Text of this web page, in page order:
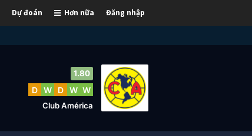
Đăng nhập
Hơn nữa
Dự đoán
1.80
D W D W W
Club América